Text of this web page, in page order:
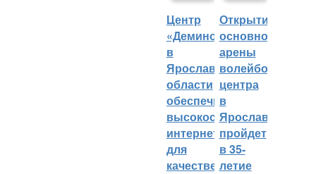
Центр
«Демино»
в
Ярославской
области
обеспечивают
высокоскоростным
интернетом
для
качественных
Открытие
основной
арены
волейбольного
центра
в
Ярославле
пройдет
в 35-
летие